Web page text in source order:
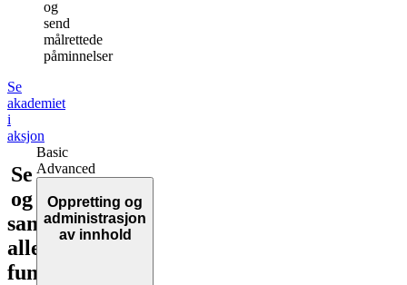
og
send
målrettede
påminnelser
Se
akademiet
i
aksjon
Se
og
sammenlign
alle
funksjoner!
Basic
Advanced
Oppretting og
administrasjon
av innhold